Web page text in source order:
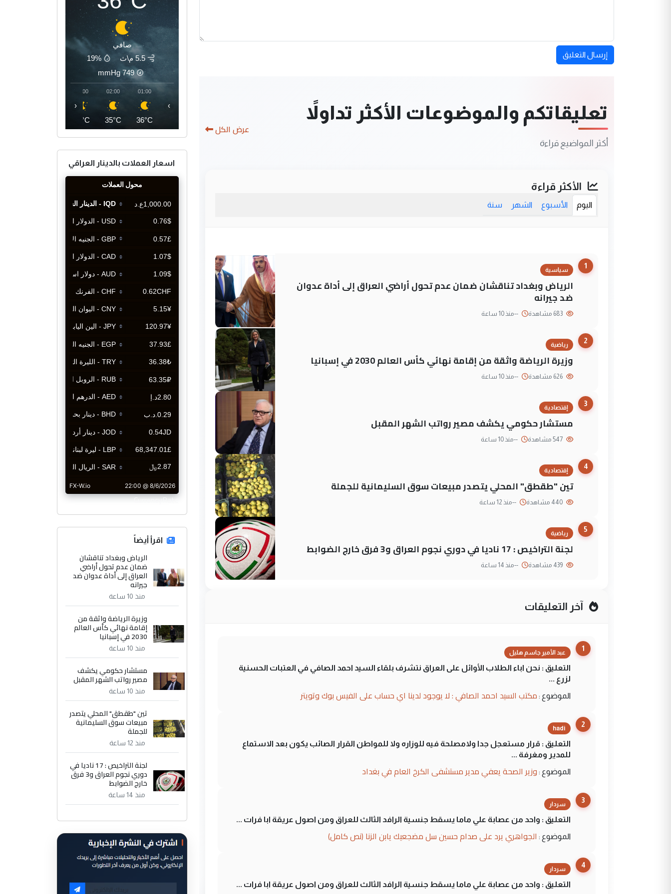
إرسال التعليق
تعليقاتكم والموضوعات الأكثر تداولاً
أكثر المواضيع قراءة
عرض الكل
الأكثر قراءة
اليوم الأسبوع الشهر سنة
1
سياسية
الرياض وبغداد تناقشان ضمان عدم تحول أراضي العراق إلى أداة عدوان
ضد جيرانه
--منذ 10 ساعة
2
رياضية
وزيرة الرياضة واثقة من إقامة نهائي كأس العالم 2030 في إسبانيا
--منذ 10 ساعة
3
إقتصادية
مستشار حكومي يكشف مصير رواتب الشهر المقبل
--منذ 10 ساعة
4
إقتصادية
تين "طقطق" المحلي يتصدر مبيعات سوق السليمانية للجملة
--منذ 12 ساعة
5
رياضية
لجنة التراخيص : 17 ناديا في دوري نجوم العراق و3 فرق خارج الضوابط
--منذ 14 ساعة
آخر التعليقات
1
عبد الأمير جاسم هليل
التعليق : نحن اباء الطلاب الأوائل على العراق نتشرف بلقاء السيد احمد الصافي في العتبات الحسنية
لزرع ...
الموضوع : مكتب السيد احمد الصافي : لا يوجود لدينا اي حساب على الفيس بوك وتويتر
2
hadi
التعليق : قرار مستعجل جدا ولامصلحة فيه للوزاره ولا للمواطن القرار الصائب يكون بعد الاستماع
للمدير ومغرفة ...
الموضوع : وزير الصحة يعفي مدير مستشفى الكرخ العام في بغداد
3
سردار
التعليق : واحد من عصابة علي ماما يسقط جنسية الرافد الثالث للعراق ومن اصول عريقة ابا فرات ...
الموضوع : الجواهري يرد على صدام حسين سل مضجعيك يابن الزنا (نص كامل)
4
سردار
التعليق : واحد من عصابة علي ماما يسقط جنسية الرافد الثالث للعراق ومن اصول عريقة ابا فرات ...
صافي
5.5 م\ث
19%
749
mmHg
01:00
36°C
02:00
35°C
03:00
35°C
‹ ›
اسعار العملات بالدينار العراقي
CurrencyRate
اقرأ أيضاً
الرياض وبغداد تناقشان
ضمان عدم تحول أراضي
العراق إلى أداة عدوان ضد
جيرانه
منذ 10 ساعة
وزيرة الرياضة واثقة من
إقامة نهائي كأس العالم
2030 في إسبانيا
منذ 10 ساعة
مستشار حكومي يكشف
مصير رواتب الشهر المقبل
منذ 10 ساعة
تين "طقطق" المحلي يتصدر
مبيعات سوق السليمانية
للجملة
منذ 12 ساعة
لجنة التراخيص : 17 ناديا في
دوري نجوم العراق و3 فرق
خارج الضوابط
منذ 14 ساعة